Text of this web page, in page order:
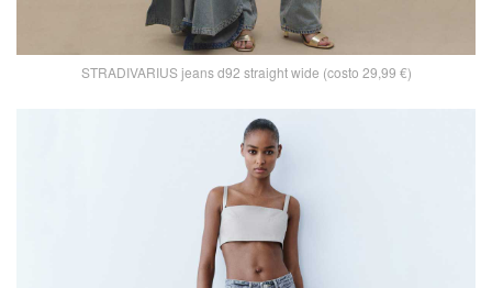
STRADIVARIUS jeans d92 straight wide (costo 29,99 €)